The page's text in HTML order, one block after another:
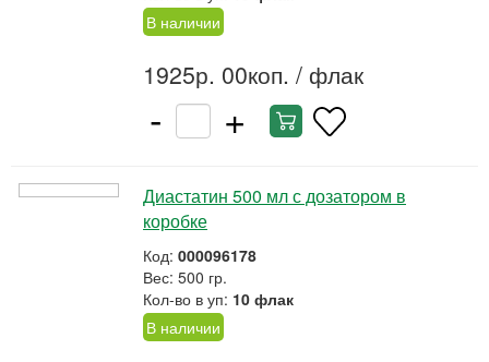
В наличии
1925р. 00коп. / флак
- +
Диастатин 500 мл с дозатором в
коробке
Код: 000096178
Вес: 500 гр.
Кол-во в уп: 10 флак
В наличии